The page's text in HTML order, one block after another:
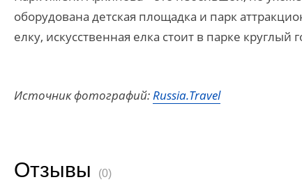
оборудована детская площадка и парк
елку, искусственная елка стоит в парке круглый
Источник фотографий:Russia.Travel
Отзывы (0)